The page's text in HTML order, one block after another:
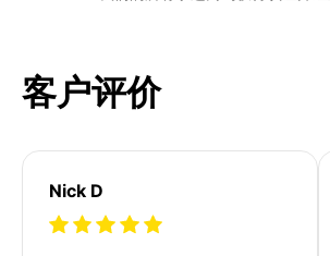
客户评价
Nick D